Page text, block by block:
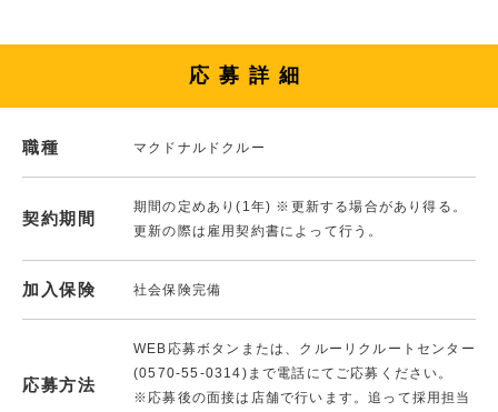
応募詳細
職種 マクドナルドクルー
契約期間
期間の定めあり(1年) ※更新する場合があり得る。
更新の際は雇用契約書によって行う。
加入保険 社会保険完備
応募方法
WEB応募ボタンまたは、クルーリクルートセンター
(0570-55-0314)まで電話にてご応募ください。
※応募後の面接は店舗で行います。追って採用担当